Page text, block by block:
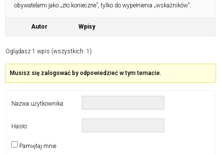
obywatelami jako „zło konieczne”, tylko do wypełnienia „wskaźników”.
Autor Wpisy
Oglądasz 1 wpis (wszystkich: 1)
Musisz się zalogować by odpowiedzieć w tym temacie.
Nazwa użytkownika:
Hasło:
Pamiętaj mnie